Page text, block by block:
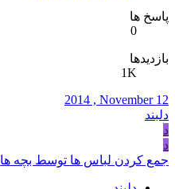
پاسخ ها
0
بازدیدها
1K
2014 , November 12
دلبند
د
د
جمع کردن لباس ها توسط بچه ها